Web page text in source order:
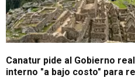
Canatur pide al Gobierno
interno "a bajo costo" para